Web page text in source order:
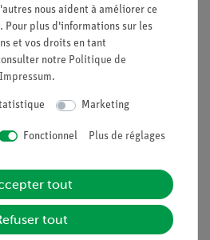
spécialement
de manière didactique
quotidienne, etc.), y compris les
vers l'avenir : Intégration dans
intuitiveAPP.
médiatique.
nous aident à améliorer ce
Pour plus d'informations sur les
et vos droits en tant
notre Politique de
Impressum.
Marketing
Fonctionnel Plus de réglages
tout
tout